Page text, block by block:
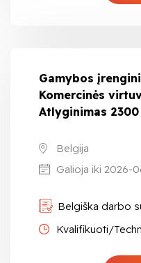
Gamybos
Komercinės
Atlyginimas
Belgija
Galioja iki 2026-
Belgiška darbo
Kvalifikuoti/